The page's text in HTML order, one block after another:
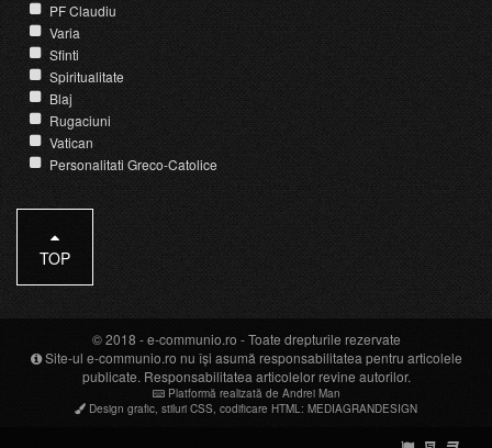
PF Claudiu
Varia
Sfinti
Spiritualitate
Blaj
Rugaciuni
Vatican
Personalitati Greco-Catolice
TOP
© 2018 -e-communio.ro - Toate drepturile rezervate
Site-ul e-communio.ro nu își asumă responsabilitatea pentru articolele
publicate. Responsabilitatea articolelor revine autorilor.
Platformă realizată de Andrei Man
Design grafic, stiluri CSS, codificare HTML: MEDIAGRANDESIGN